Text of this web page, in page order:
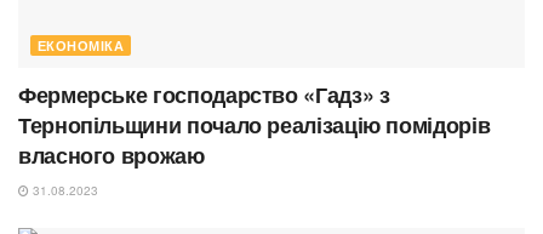
ЕКОНОМІКА
Фермерське господарство «Гадз» з
Тернопільщини почало реалізацію помідорів
власного врожаю
31.08.2023